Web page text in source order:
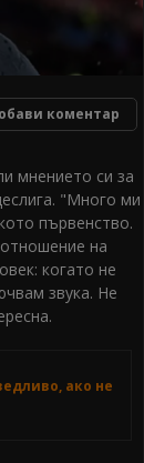
коментар
мнението си за
"Много ми
първенство.
на
когато не
звука. Не
ако не